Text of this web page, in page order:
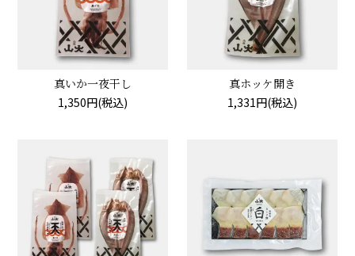
真いか一夜干し
1,350円(税込)
真ホッケ開き
1,331円(税込)